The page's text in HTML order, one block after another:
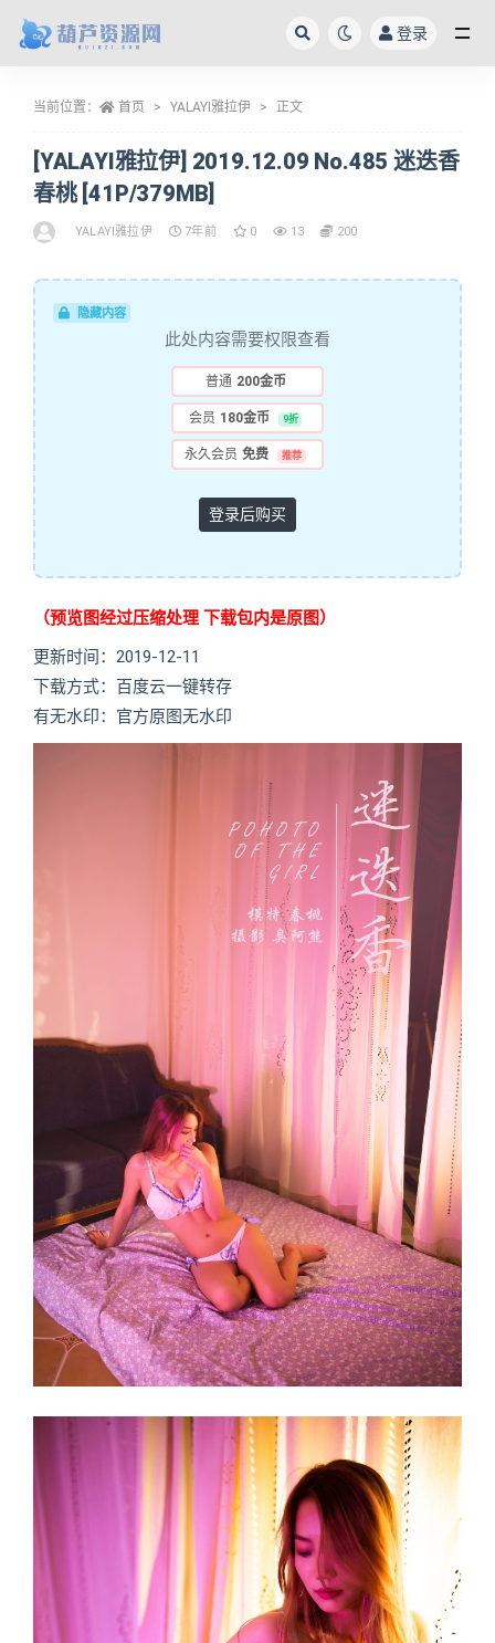
登录
当前位置： 首页 YALAYI雅拉伊 正文
[YALAYI雅拉伊] 2019.12.09 No.485 迷迭香
春桃 [41P/379MB]
YALAYI雅拉伊 7年前 0 13 200
隐藏内容
此处内容需要权限查看
普通 200金币
会员 180金币 9折
永久会员 免费 推荐
登录后购买
（预览图经过压缩处理 下载包内是原图）
更新时间：2019-12-11
下载方式：百度云一键转存
有无水印：官方原图无水印